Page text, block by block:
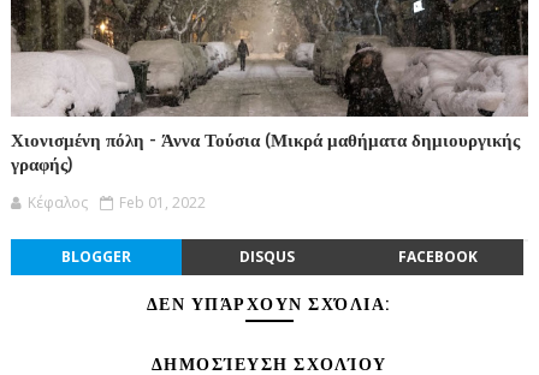
Χιονισμένη πόλη - Άννα Τούσια (Μικρά μαθήματα δημιουργικής
γραφής)
Κέφαλος Feb 01, 2022
BLOGGER DISQUS FACEBOOK
ΔΕΝ ΥΠΆΡΧΟΥΝ ΣΧΌΛΙΑ:
ΔΗΜΟΣΊΕΥΣΗ ΣΧΟΛΊΟΥ